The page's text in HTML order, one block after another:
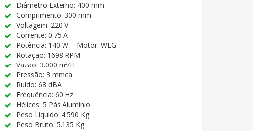
Diâmetro Externo: 400 mm
Comprimento: 300 mm
Voltagem: 220 V
Corrente: 0.75 A
Potência: 140 W - Motor: WEG
Rotação: 1698 RPM
Vazão: 3.000 m³/H
Pressão: 3 mmca
Ruido: 68 dBA
Frequência: 60 Hz
Hélices: 5 Pás Alumínio
Peso Liquido: 4.590 Kg
Peso Bruto: 5.135 Kg